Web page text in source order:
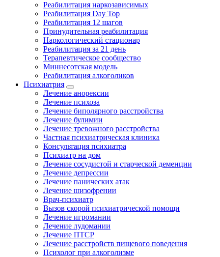
Реабилитация наркозависимых
Реабилитация Day Top
Реабилитация 12 шагов
Принудительная реабилитация
Наркологический стационар
Реабилитация за 21 день
Терапевтическое сообщество
Миннесотская модель
Реабилитация алкоголиков
Психиатрия
Лечение анорексии
Лечение психоза
Лечение биполярного расстройства
Лечение булимии
Лечение тревожного расстройства
Частная психиатрическая клиника
Консультация психиатра
Психиатр на дом
Лечение сосудистой и старческой деменции
Лечение депрессии
Лечение панических атак
Лечение шизофрении
Врач-психиатр
Вызов скорой психиатрической помощи
Лечение игромании
Лечение лудомании
Лечение ПТСР
Лечение расстройств пищевого поведения
Психолог при алкоголизме